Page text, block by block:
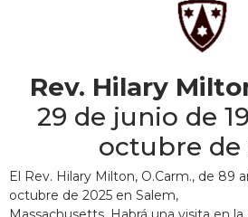
Rev. Hilary
29 de junio de
octubre de
El Rev. Hilary Milton, O.Carm., de 89
octubre de 2025 en Salem,